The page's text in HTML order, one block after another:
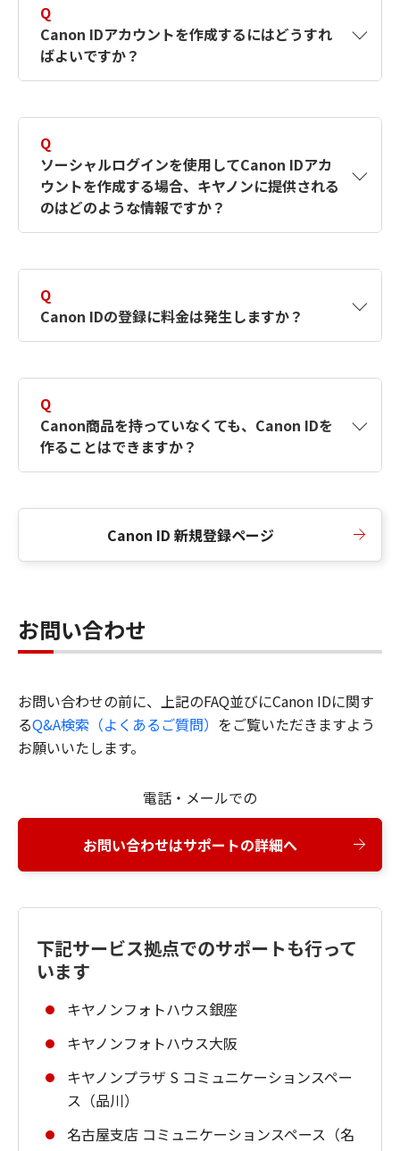
Q
Canon IDアカウントを作成するにはどうすれ
ばよいですか？
す。詳しい作成方法は【カメラ】Canon IDとは
何ですか？Canon IDの作成方法は？をご確認く
ださい。
Q
ソーシャルログインを使用してCanon IDアカ
ウントを作成する場合、キヤノンに提供される
のはどのような情報ですか？
択したサービスから取得します。アカウントを
簡単に作成できるように、この情報を使用して
Canon IDの登録フォームを入力します。
Q
Canon IDの登録に料金は発生しますか？
Q
Canon商品を持っていなくても、Canon IDを
作ることはできますか？
Canon ID 新規登録ページ
お問い合わせ
お問い合わせの前に、上記のFAQ並びにCanon IDに関す
るQ&A検索（よくあるご質問） をご覧いただきますよう
お願いいたします。
電話・メールでの
お問い合わせはサポートの詳細へ
下記サービス拠点でのサポートも行って
います
キヤノンフォトハウス銀座
キヤノンフォトハウス大阪
キヤノンプラザ S コミュニケーションスペー
ス（品川）
名古屋支店 コミュニケーションスペース（名